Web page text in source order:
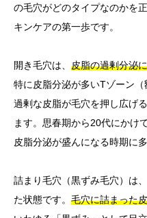
の毛穴がどのタイプなのかを
キンケアの第一歩です。
開き毛穴は、 皮脂の過剰分泌
特に皮脂分泌が多いTゾーン（
過剰な皮脂が毛穴を押し広げ
ます。思春期から20代にかけ
皮脂分泌が盛んになる時期に
詰まり毛穴（黒ずみ毛穴）は
た状態です。 毛穴に詰まった